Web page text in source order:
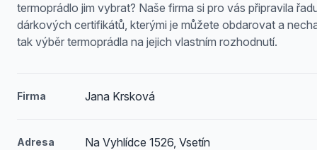
termoprádlo jim vybrat? Naše firma si pro vás připravila
dárkových certifikátů, kterými je můžete obdarovat a
tak výběr termoprádla na jejich vlastním rozhodnutí.
Firma Jana Krsková
Adresa Na Vyhlídce 1526, Vsetín